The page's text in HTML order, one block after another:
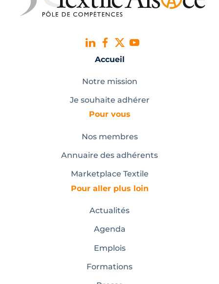
Accueil
Notre mission
Je souhaite adhérer
Pour vous
Nos membres
Annuaire des adhérents
Marketplace Textile
Pour aller plus loin
Actualités
Agenda
Emplois
Formations